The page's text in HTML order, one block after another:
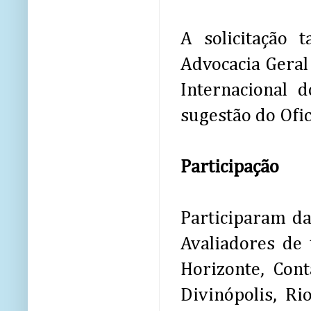
A solicitação
Advocacia
Internacional
sugestão do
Participação
Participaram
Avaliadores
Horizonte,
Divinópolis,